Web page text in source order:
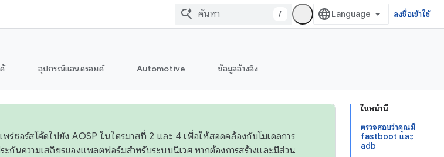
/ ลงชื่อเข้าใช้
อุปกรณ์แอนดรอยด์ Automotive ข้อมูลอ้างอิง
ในหน้านี้
ตรวจสอบว่าคุณมี
fastboot และ
adb
ร่ซอร์สโค้ดไปยัง AOSP ในไตรมาสที่ 2 และ 4 เพื่อให้สอดคล้องกับโมเดลการ
นความเสถียรของแพลตฟอร์มสำหรับระบบนิเวศ หากต้องการสร้างและมีส่วน